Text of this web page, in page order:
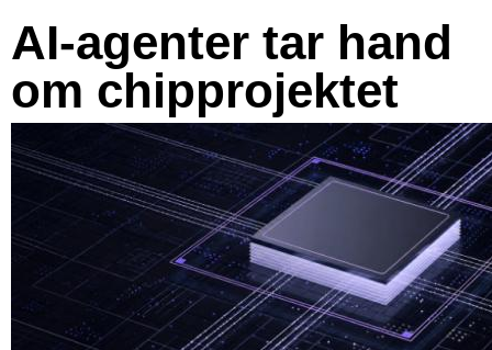
AI-agenter tar hand
om chipprojektet